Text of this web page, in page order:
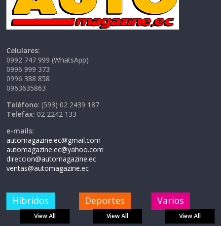
Celulares:
0992 747 999 (WhatsApp)
0996 999 373
0996 388 858
0963635863
Teléfono: (593) 02 2439 187
Telefax: 02 2242 133
e-mails:
automagazine.ec@gmail.com
automagazine.ec@yahoo.com
direccion@automagazine.ec
ventas@automagazine.ec
Híbridos
View All
Deportes
View All
Varios
View All